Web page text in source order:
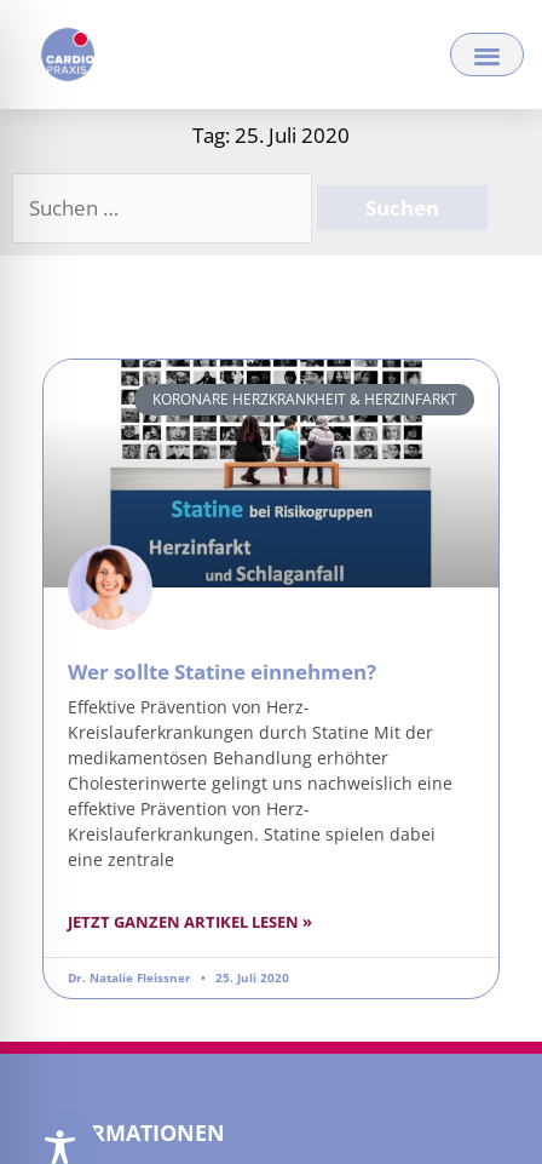
Inhalt
springen
Tag: 25. Juli 2020
KORONARE HERZKRANKHEIT & HERZINFARKT
Wer sollte Statine einnehmen?
Effektive Prävention von Herz-
Kreislauferkrankungen durch Statine Mit der
medikamentösen Behandlung erhöhter
Cholesterinwerte gelingt uns nachweislich eine
effektive Prävention von Herz-
Kreislauferkrankungen. Statine spielen dabei
eine zentrale
JETZT GANZEN ARTIKEL LESEN »
Dr. Natalie Fleissner 25. Juli 2020
INFORMATIONEN